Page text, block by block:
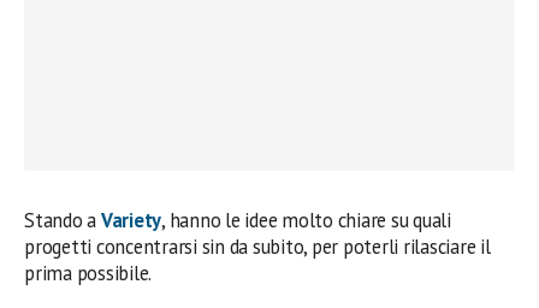
Stando aVariety, hanno le idee molto chiare su quali
progetti concentrarsi sin da subito, per poterli rilasciare il
prima possibile.